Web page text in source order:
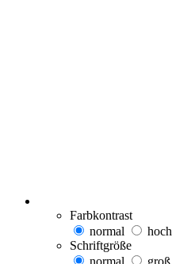
Farbkontrast
normal
hoch
Schriftgröße